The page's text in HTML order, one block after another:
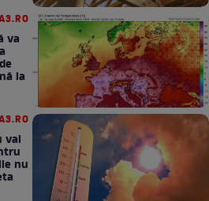
va
la
val
nu